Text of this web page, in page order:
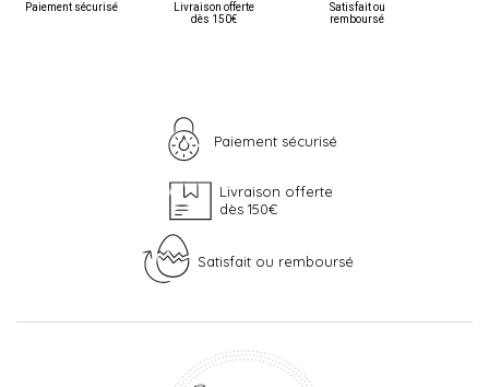
Paiement sécurisé
Livraison offerte
dès 150€
Satisfait ou
remboursé
Paiement sécurisé
Livraison offerte
dès 150€
Satisfait ou remboursé